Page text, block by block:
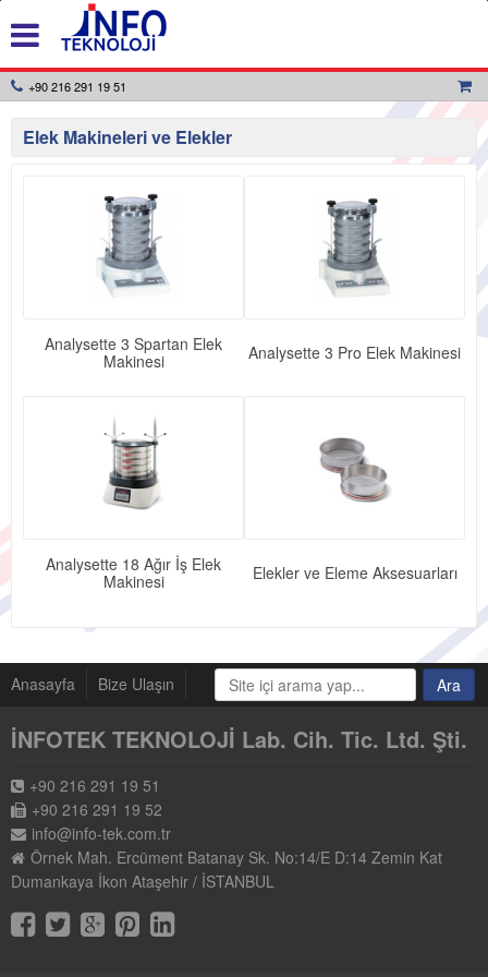
+90 216 291 19 51
Elek Makineleri ve Elekler
Analysette 3 Spartan Elek
Makinesi
Analysette 3 Pro Elek Makinesi
Analysette 18 Ağır İş Elek
Makinesi
Elekler ve Eleme Aksesuarları
Anasayfa Bize Ulaşın
İNFOTEK TEKNOLOJİ Lab. Cih. Tic. Ltd. Şti.
+90 216 291 19 51
+90 216 291 19 52
info@info-tek.com.tr
Örnek Mah. Ercüment Batanay Sk. No:14/E D:14 Zemin Kat
Dumankaya İkon Ataşehir / İSTANBUL